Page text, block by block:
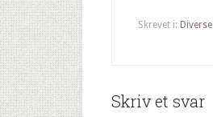
Skrevet i: Diverse
Skriv et svar